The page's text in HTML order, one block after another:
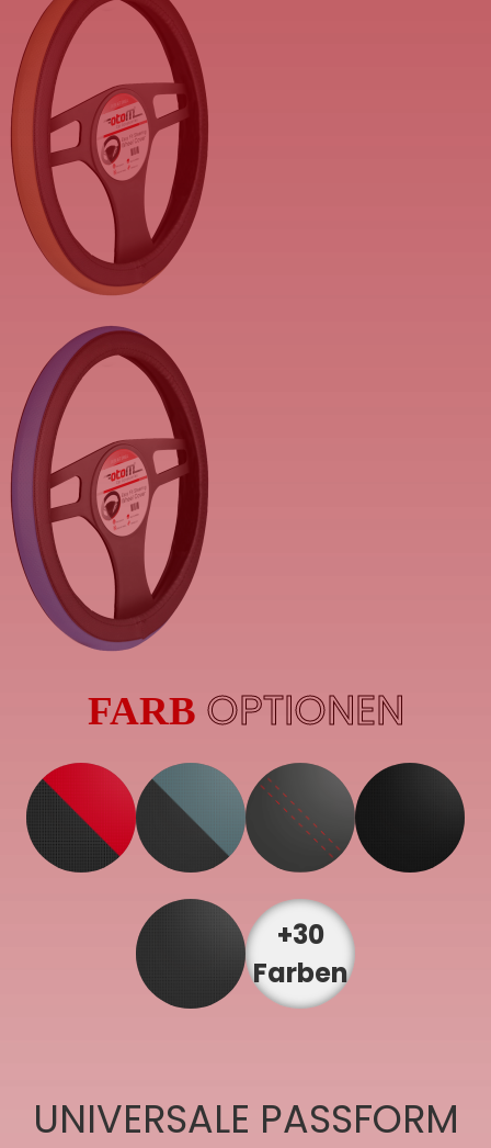
FARB OPTIONEN
+30
Farben
UNIVERSALE PASSFORM